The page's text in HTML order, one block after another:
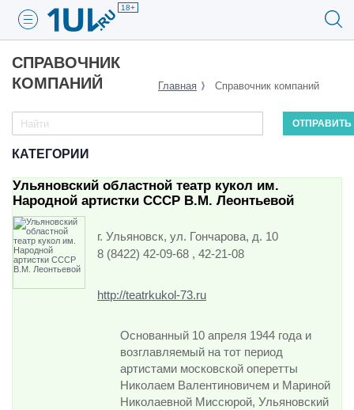
18+
СПРАВОЧНИК
КОМПАНИЙ
Главная Справочник компаний
КАТЕГОРИИ
Ульяновский областной театр кукол им.
Народной артистки СССР В.М. Леонтьевой
г. Ульяновск, ул. Гончарова, д. 10
8 (8422) 42-09-68 , 42-21-08
http://teatrkukol-73.ru
Основанный 10 апреля 1944 года и
возглавляемый на тот период
артистами московской оперетты
Николаем Валентиновичем и Мариной
Николаевной Миссюрой, Ульяновский